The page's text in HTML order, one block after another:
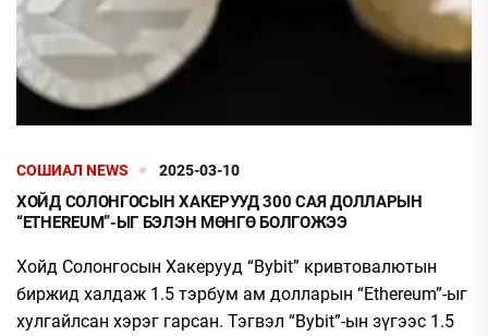
СОШИАЛ NEWS 2025-03-10
ХОЙД СОЛОНГОСЫН ХАКЕРУУД 300 САЯ ДОЛЛАРЫН
“ETHEREUM”-ЫГ БЭЛЭН МӨНГӨ БОЛГОЖЭЭ
Хойд Солонгосын Хакерууд “Bybit” кривтовалютын
биржид халдаж 1.5 тэрбум ам долларын “Ethereum”-ыг
хулгайлсан хэрэг гарсан. Тэгвэл “Bybit”-ын зүгээс 1.5